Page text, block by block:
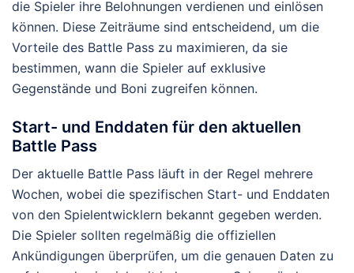
die Spieler ihre Belohnungen verdienen und einlösen
können. Diese Zeiträume sind entscheidend, um die
Vorteile des Battle Pass zu maximieren, da sie
bestimmen, wann die Spieler auf exklusive
Gegenstände und Boni zugreifen können.
Start- und Enddaten für den aktuellen
Battle Pass
Der aktuelle Battle Pass läuft in der Regel mehrere
Wochen, wobei die spezifischen Start- und Enddaten
von den Spielentwicklern bekannt gegeben werden.
Die Spieler sollten regelmäßig die offiziellen
Ankündigungen überprüfen, um die genauen Daten zu